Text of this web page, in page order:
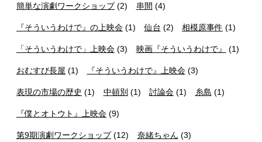
簡単な演劇ワークショップ(2) 串間 (4)
『そういうわけで』の上映会 (1) 仙台 (2) 相模原事件 (1)
「そういうわけで」上映会 (3) 映画『そういうわけで』 (1)
おむすび長屋 (1) 『そういうわけで』上映会(3)
表現の市場の歴史 (1) 中頓別 (1) 討論会 (1) 糸島 (1)
『僕とオトウト』上映会 (9)
第9期演劇ワークショップ(12) 奈緒ちゃん (3)